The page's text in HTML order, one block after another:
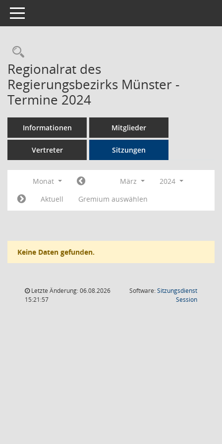
Toggle navigation
Rechercheauswahl
Regionalrat des
Regierungsbezirks Münster -
Termine 2024
Informationen Mitglieder
Vertreter Sitzungen
Monat März
2024
Aktuell
Gremium auswählen
Keine Daten gefunden.
Letzte Änderung: 06.08.2026
15:21:57
Software:Sitzungsdienst
Session(Wird in